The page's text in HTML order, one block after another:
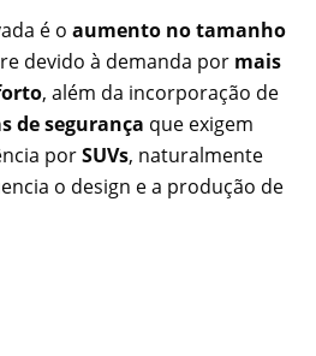
é o aumento no tamanho
devido à demanda por mais
, além da incorporação de
de segurança que exigem
porSUVs, naturalmente
o design e a produção de